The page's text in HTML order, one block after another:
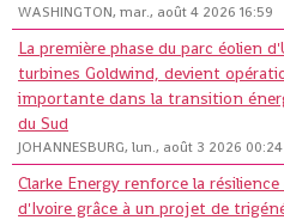
WASHINGTON, mar., août 4 2026 16:59
La première phase du parc éolien
turbines Goldwind, devient
importante dans la transition
du Sud
JOHANNESBURG, lun., août 3 2026 00:24
Clarke Energy renforce la
d'Ivoire grâce à un projet de